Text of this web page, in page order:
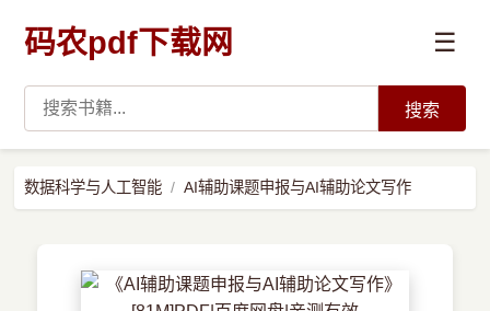
码农pdf下载网 ☰
搜索
数据科学与人工智能 AI辅助课题申报与AI辅助论文写作